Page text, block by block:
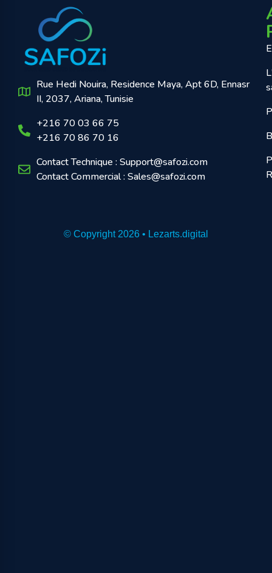
Rue Hedi Nouira, Residence Maya, Apt 6D, Ennasr
II, 2037, Ariana, Tunisie
+216 70 03 66 75
+216 70 86 70 16
Contact Technique : Support@safozi.com
Contact Commercial : Sales@safozi.com
© Copyright 2026 • Lezarts.digital